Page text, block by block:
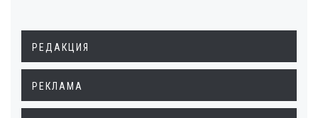
РЕДАКЦИЯ
РЕКЛАМА